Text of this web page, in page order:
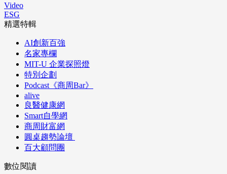
Video
ESG
精選特輯
AI創新百強
名家專欄
MIT-U 企業探照燈
特別企劃
Podcast《商周Bar》
alive
良醫健康網
Smart自學網
商周財富網
圓桌趨勢論壇
百大顧問團
數位閱讀